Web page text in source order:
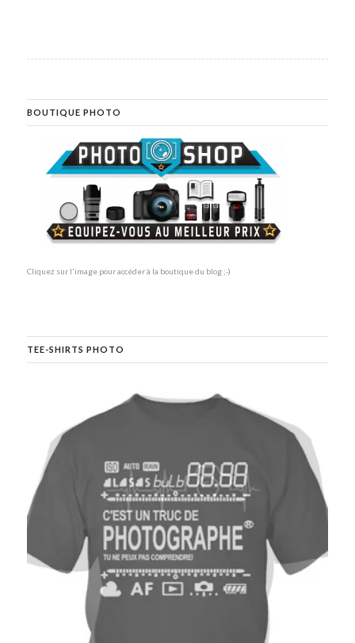
BOUTIQUE PHOTO
Cliquez sur l'image pour accéder à la boutique du blog ;-)
TEE-SHIRTS PHOTO